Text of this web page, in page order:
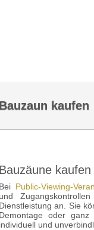
Bauzaun kaufen
Bauzäune
Bei Public-Viewing-
und
Dienstleistung an. Sie
Demontage oder
individuell und